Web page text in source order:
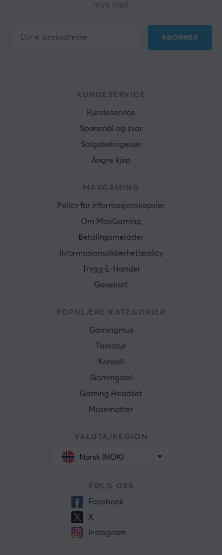
mye mer!
ABONNER
KUNDESERVICE
Kundeservice
Spørsmål og svar
Salgsbetingelser
Angre kjøp
MAXGAMING
Policy for informasjonskapsler
Om MaxGaming
Betalingsmetoder
Informasjonssikkerhetspolicy
Trygg E-Handel
Gavekort
POPULÆRE KATEGORIER
Gamingmus
Tastatur
Konsoll
Gamingstol
Gaming Headset
Musematter
VALUTA/REGION
Norsk (NOK)
FØLG OSS
Facebook
X
Instagram